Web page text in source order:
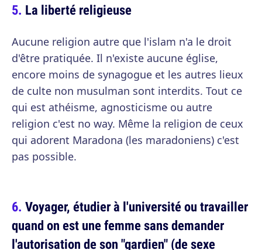
La liberté religieuse
Aucune religion autre que l'islam n'a le droit
d'être pratiquée. Il n'existe aucune église,
encore moins de synagogue et les autres lieux
de culte non musulman sont interdits. Tout ce
qui est athéisme, agnosticisme ou autre
religion c'est no way. Même la religion de ceux
qui adorent Maradona (les maradoniens) c'est
pas possible.
Voyager, étudier à l'université ou travailler
quand on est une femme sans demander
l'autorisation de son "gardien" (de sexe